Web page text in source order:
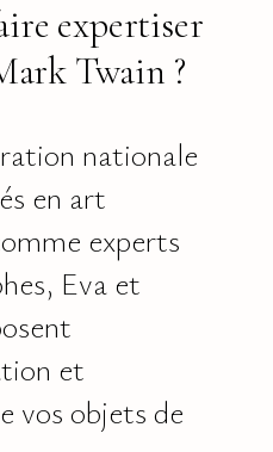
expertiser
Twain ?
nationale
en art
experts
Eva et
et
vos objets de